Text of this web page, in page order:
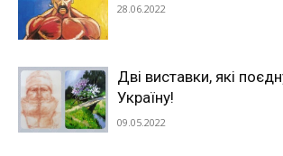
28.06.2022
Дві виставки, які
Україну!
09.05.2022